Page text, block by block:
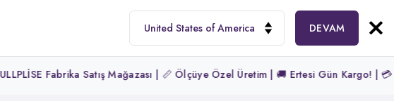
DEVAM
Fabrika Satış Mağazası | 📏 Ölçüye Özel Üretim | 🚚 Ertesi Gün Kargo! | 💳